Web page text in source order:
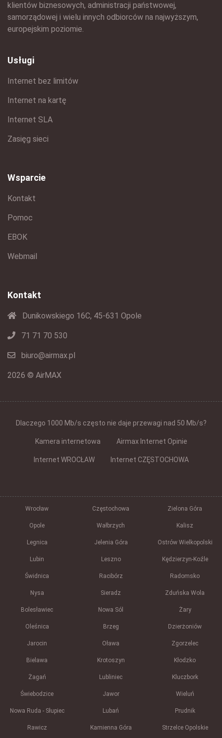
klientów biznesowych, administracji państwowej,
samorządowej i wielu innych odbiorców na najwyższym,
europejskim poziomie.
Usługi
Internet bez limitów
Internet na kartę
Internet SLA
Zasięg sieci
Wsparcie
Kontakt
Pomoc
EBOK
Webmail
Kontakt
Dunikowskiego 16C, 45-631 Opole
71 71 70 530
biuro@airmax.pl
2026 © AirMAX
Dlaczego 1000 Mb/s często nie daje przewagi nad 50 Mb/s?
Kamera internetowa Airmax Internet Opinie
Internet WROCŁAW Internet CZĘSTOCHOWA
Wrocław Częstochowa Zielona Góra
Opole Wałbrzych Kalisz
Legnica Jelenia Góra Ostrów Wielkopolski
Lubin Leszno Kędzierzyn-Koźle
Świdnica Racibórz Radomsko
Nysa Sieradz Zduńska Wola
Bolesławiec Nowa Sól Żary
Oleśnica Brzeg Dzierżoniów
Jarocin Oława Zgorzelec
Bielawa Krotoszyn Kłodzko
Żagań Lubliniec Kluczbork
Świebodzice Jawor Wieluń
Nowa Ruda - Słupiec Lubań Prudnik
Rawicz Kamienna Góra Strzelce Opolskie